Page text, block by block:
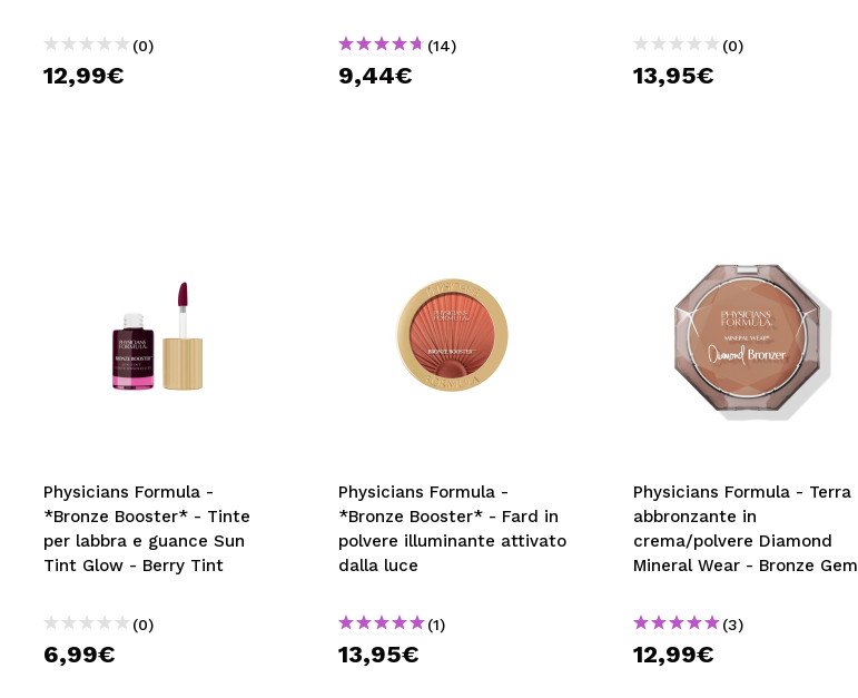
(0)
12,99€
(14)
9,44€
(0)
13,95€
Physicians Formula -
*Bronze Booster* - Tinte
per labbra e guance Sun
Tint Glow - Berry Tint
(0)
6,99€
Physicians Formula -
*Bronze Booster* - Fard in
polvere illuminante attivato
dalla luce
(1)
13,95€
Physicians Formula - Terra
abbronzante in
crema/polvere Diamond
Mineral Wear - Bronze Gem
(3)
12,99€